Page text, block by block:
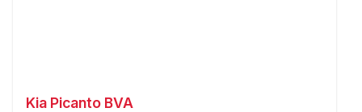
Kia Picanto BVA